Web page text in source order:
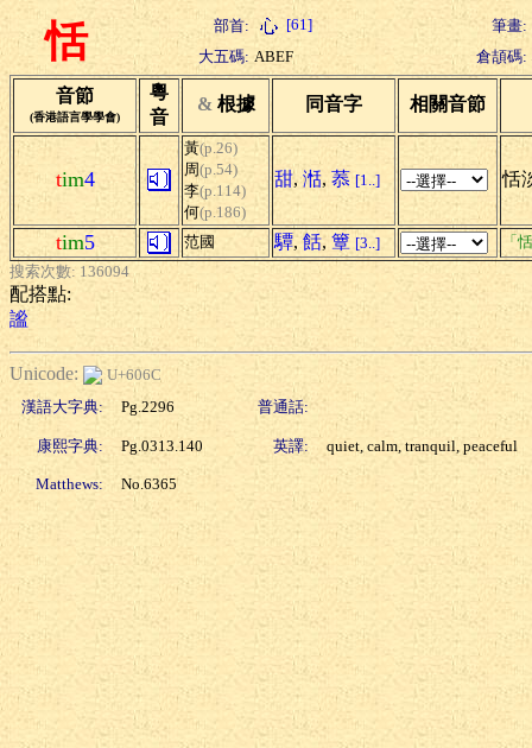
恬 部首: [61]
筆畫:
大五碼: ABEF 倉頡碼:
音節
(香港語言學學會)
粵
音
& 根據 同音字 相關音節
tim4
黃(p.26)
周(p.54)
李(p.114)
何(p.186)
甜, 湉, 菾 [1..] 恬
tim5 范國 驔, 餂, 簟 [3..]
「
搜索次數: 136094
配搭點:
謐
Unicode:
U+606C
漢語大字典:
Pg.2296 普通話:
康熙字典: Pg.0313.140 英譯: quiet, calm, tranquil, peaceful
Matthews: No.6365